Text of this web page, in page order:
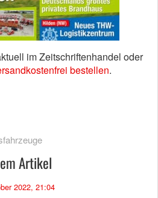
im Zeitschriftenhandel oder
bestellen.
Artikel
2022, 21:04